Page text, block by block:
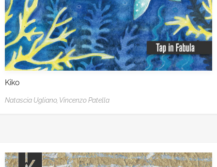
Kiko
Natascia Ugliano, Vincenzo Patella